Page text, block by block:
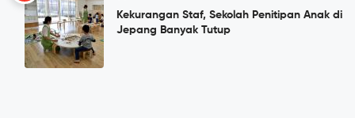
Kekurangan Staf, Sekolah Penitipan Anak di
Jepang Banyak Tutup